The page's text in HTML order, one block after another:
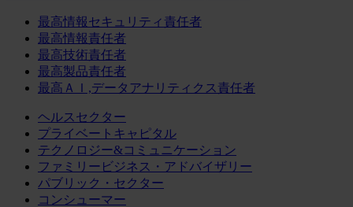
最高情報セキュリティ責任者
最高情報責任者
最高技術責任者
最高製品責任者
最高ＡＩ,データアナリティクス責任者
ヘルスセクター
プライベートキャピタル
テクノロジー&コミュニケーション
ファミリービジネス・アドバイザリー
パブリック・セクター
コンシューマー